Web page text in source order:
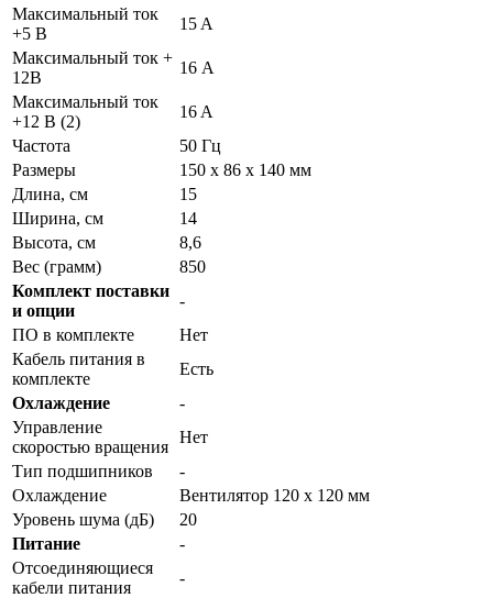
Максимальный ток
+5 В
15 A
Максимальный ток +
12В
16 А
Максимальный ток
+12 В (2)
16 A
Частота
50 Гц
Размеры
150 x 86 x 140 мм
Длина, см
15
Ширина, см
14
Высота, см
8,6
Вес (грамм)
850
Комплект поставки
и опции
-
ПО в комплекте
Нет
Кабель питания в
комплекте
Есть
Охлаждение
-
Управление
скоростью вращения
Нет
Тип подшипников
-
Охлаждение
Вентилятор 120 x 120 мм
Уровень шума (дБ)
20
Питание
-
Отсоединяющиеся
кабели питания
-